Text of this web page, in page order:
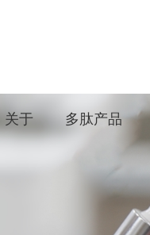
关于 多肽产品